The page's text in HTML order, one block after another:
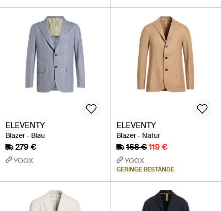
ELEVENTY
Blazer - Blau
279 €
YOOX
ELEVENTY
Blazer - Natur
168 €119 €
YOOX
GERINGE BESTÄNDE